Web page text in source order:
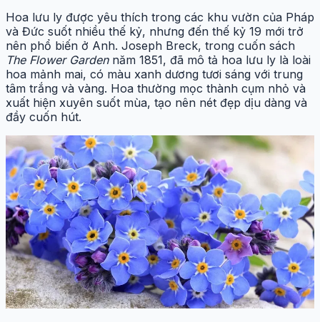
Hoa lưu ly được yêu thích trong các khu vườn của Pháp
và Đức suốt nhiều thế kỷ, nhưng đến thế kỷ 19 mới trở
nên phổ biến ở Anh. Joseph Breck, trong cuốn sách
The Flower Gardennăm 1851, đã mô tả hoa lưu ly là loài
hoa mảnh mai, có màu xanh dương tươi sáng với trung
tâm trắng và vàng. Hoa thường mọc thành cụm nhỏ và
xuất hiện xuyên suốt mùa, tạo nên nét đẹp dịu dàng và
đầy cuốn hút.